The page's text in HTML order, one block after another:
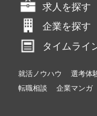
求人を探す
企業を探す
タイムライ
就活ノウハウ 選考体
転職相談
企業マンガ